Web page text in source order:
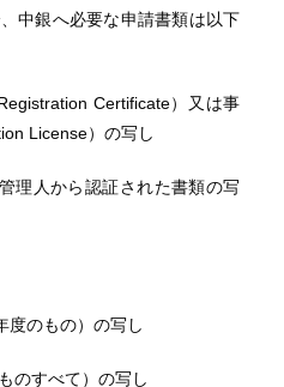
中銀へ必要な申請書類は以下
Certificate）又は事
License）の写し
理人から認証された書類の写
のもの）の写し
のすべて）の写し